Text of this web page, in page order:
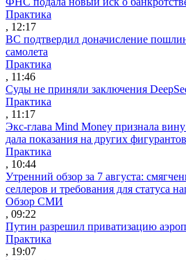
Практика
, 12:17
ВС подтвердил доначисление
самолета
Практика
, 11:46
Суды не приняли заключения
Практика
, 11:17
Экс-глава Mind Money признала
дала показания на других фигурантов
Практика
, 10:44
Утренний обзор за 7 августа:
селлеров и требования для статуса
Обзор СМИ
, 09:22
Путин разрешил приватизацию
Практика
, 19:07